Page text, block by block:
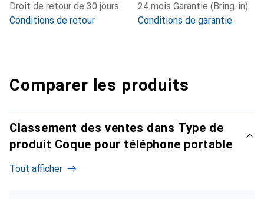
Droit de retour de 30 jours
Conditions de retour
24 mois Garantie (Bring-in)
Conditions de garantie
Comparer les produits
Classement des ventes dans Type de
produit Coque pour téléphone portable
Tout afficher